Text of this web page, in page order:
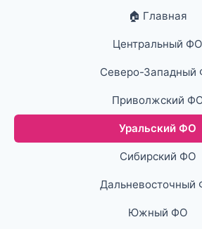
🏠 Главная
Центральный ФО
Северо-Западный
Приволжский
Уральский ФО
Сибирский ФО
Дальневосточный
Южный ФО